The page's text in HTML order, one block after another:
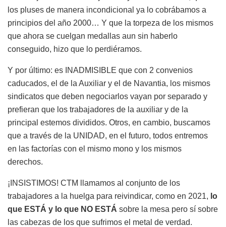
los pluses de manera incondicional ya lo cobrábamos a
principios del año 2000… Y que la torpeza de los mismos
que ahora se cuelgan medallas aun sin haberlo
conseguido, hizo que lo perdiéramos.
Y por último: es INADMISIBLE que con 2 convenios
caducados, el de la Auxiliar y el de Navantia, los mismos
sindicatos que deben negociarlos vayan por separado y
prefieran que los trabajadores de la auxiliar y de la
principal estemos divididos. Otros, en cambio, buscamos
que a través de la UNIDAD, en el futuro, todos entremos
en las factorías con el mismo mono y los mismos
derechos.
¡INSISTIMOS! CTM llamamos al conjunto de los
trabajadores a la huelga para reivindicar, como en 2021, lo
que ESTÁ y lo que NO ESTÁ sobre la mesa pero sí sobre
las cabezas de los que sufrimos el metal de verdad.